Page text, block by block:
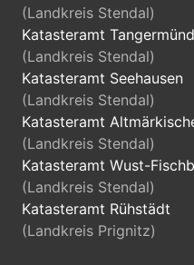
(Landkreis Stendal)
Katasteramt
(Landkreis Stendal)
Katasteramt Seehausen
(Landkreis Stendal)
Katasteramt
(Landkreis Stendal)
Katasteramt Wust-
(Landkreis Stendal)
Katasteramt Rühstädt
(Landkreis Prignitz)